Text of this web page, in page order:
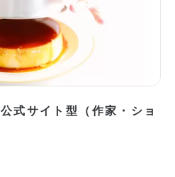
公式サイト型（作家・ショ